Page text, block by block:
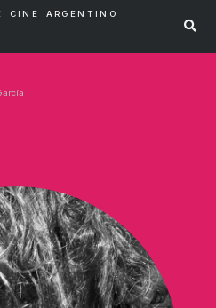
CINE ARGENTINO